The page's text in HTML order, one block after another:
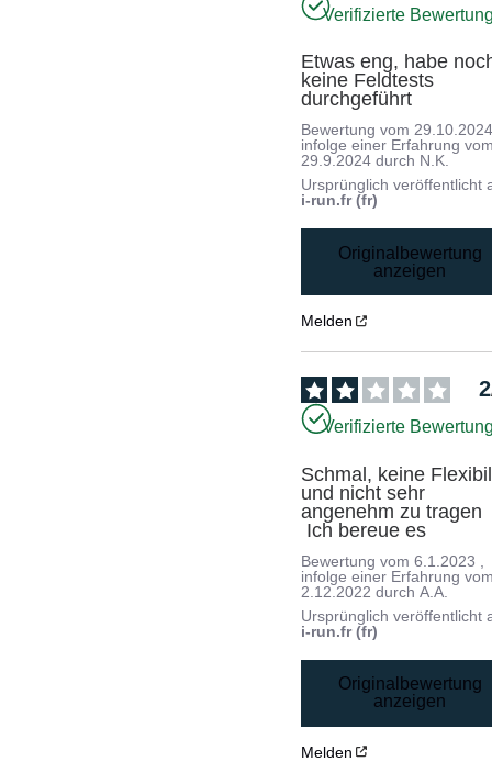
Verifizierte
Etwas eng, habe
keine Feldtests
durchgeführt
Bewertung vom
infolge einer Erfahrung
29.9.2024 durch N.K.
Ursprünglich veröffentlicht
i-run.fr (fr)
Originalbewertung
anzeigen
Melden
2
Verifizierte
Schmal, keine
und nicht sehr
angenehm zu tragen
Ich bereue es
Bewertung vom6.1.2023
infolge einer Erfahrung
2.12.2022 durchA.A.
Ursprünglich veröffentlicht
i-run.fr (fr)
Originalbewertung
anzeigen
Melden